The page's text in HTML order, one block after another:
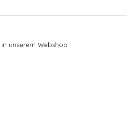
unserem Webshop